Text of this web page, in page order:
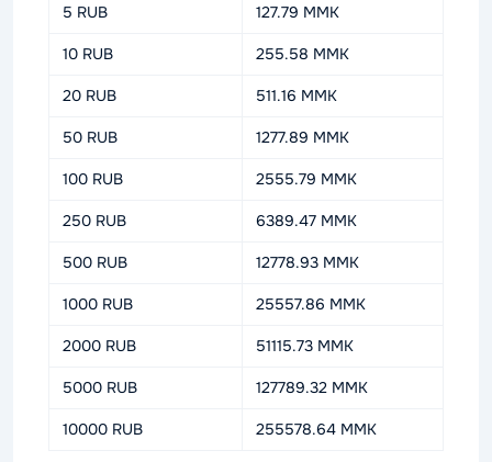
5 RUB 127.79 MMK
10 RUB 255.58 MMK
20 RUB 511.16 MMK
50 RUB 1277.89 MMK
100 RUB 2555.79 MMK
250 RUB 6389.47 MMK
500 RUB 12778.93 MMK
1000 RUB 25557.86 MMK
2000 RUB 51115.73 MMK
5000 RUB 127789.32 MMK
10000 RUB 255578.64 MMK